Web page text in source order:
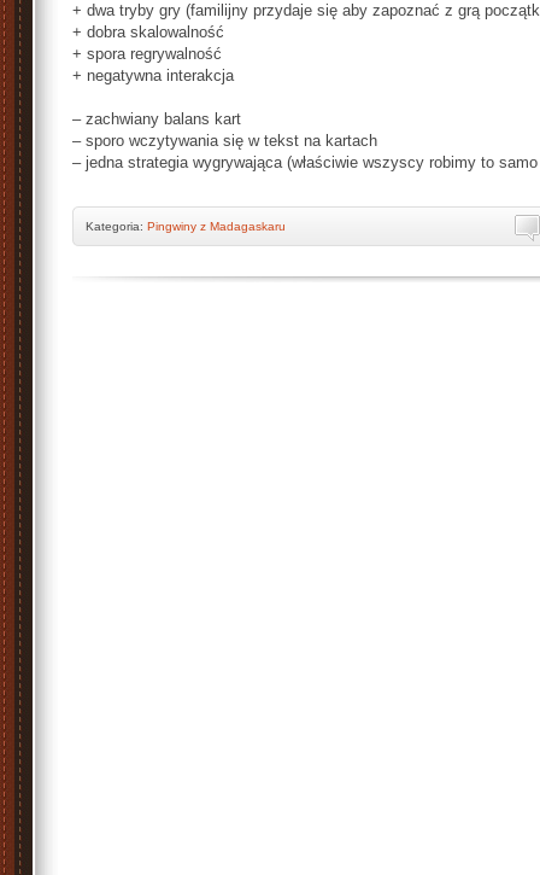
+ dwa tryby gry (familijny przydaje się aby zapoznać z grą
+ dobra skalowalność
+ spora regrywalność
+ negatywna interakcja
– zachwiany balans kart
– sporo wczytywania się w tekst na kartach
– jedna strategia wygrywająca (właściwie wszyscy robimy to
Kategoria: Pingwiny z Madagaskaru